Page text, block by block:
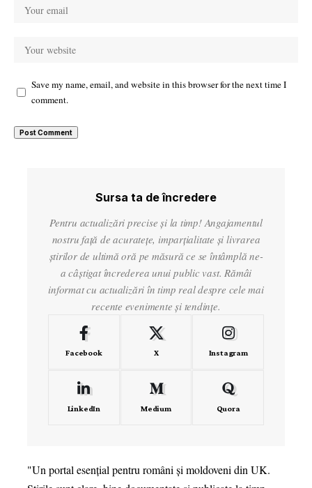
Save my name, email, and website in this browser for the next time I
comment.
Sursa ta de încredere
Pentru actualizări precise și la timp! Angajamentul
nostru față de acuratețe, imparțialitate și livrarea
știrilor de ultimă oră pe măsură ce se întâmplă ne-
a câștigat încrederea unui public vast. Rămâi
informat cu actualizări în timp real despre cele mai
recente evenimente și tendințe.
Facebook X Instagram
LinkedIn Medium Quora
"Un portal esențial pentru români și moldoveni din UK.